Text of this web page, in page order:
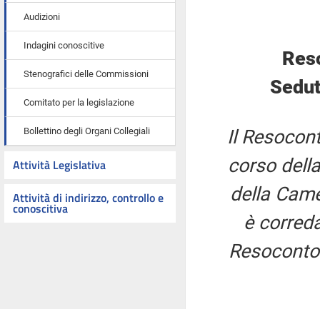
Audizioni
Indagini conoscitive
Stenografici delle Commissioni
Comitato per la legislazione
Bollettino degli Organi Collegiali
Attività Legislativa
Attività di indirizzo, controllo e
conoscitiva
Il
corso
della
è